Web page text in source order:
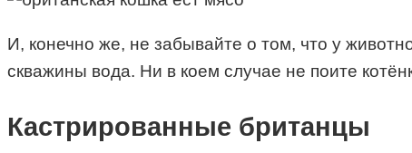
И, конечно же, не забывайте о том, что у
скважины вода. Ни в коем случае не поите
Кастрированные британцы